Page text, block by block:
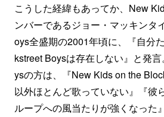
こうした経緯もあってか、New
ンバーであるジョー・マッキンタ
oys全盛期の2001年頃に、『自分
kstreet Boysは存在しない』と発
ysの方は、『New Kids on the
以外ほとんど歌っていない』『彼
ループへの風当たりが強くなった